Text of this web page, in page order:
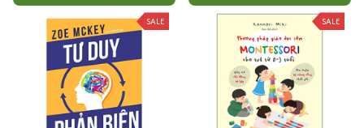
SALE SALE